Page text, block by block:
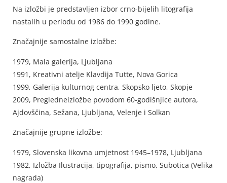
Na izložbi je predstavljen izbor crno-bijelih litografija
nastalih u periodu od 1986 do 1990 godine.
Značajnije samostalne izložbe:
1979, Mala galerija, Ljubljana
1991, Kreativni atelje Klavdija Tutte, Nova Gorica
1999, Galerija kulturnog centra, Skopsko ljeto, Skopje
2009, Pregledneizložbe povodom 60-godišnjice autora,
Ajdovščina, Sežana, Ljubljana, Velenje i Solkan
Značajnije grupne izložbe:
1979, Slovenska likovna umjetnost 1945–1978, Ljubljana
1982, Izložba Ilustracija, tipografija, pismo, Subotica (Velika
nagrada)